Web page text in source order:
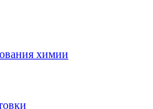
химии